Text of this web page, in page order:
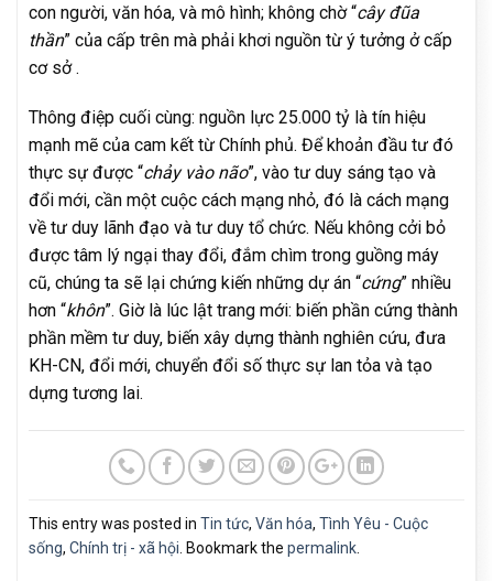
con người, văn hóa, và mô hình; không chờ “cây đũa
thần” của cấp trên mà phải khơi nguồn từ ý tưởng ở cấp
cơ sở .
Thông điệp cuối cùng: nguồn lực 25.000 tỷ là tín hiệu
mạnh mẽ của cam kết từ Chính phủ. Để khoản đầu tư đó
thực sự được “chảy vào não”, vào tư duy sáng tạo và
đổi mới, cần một cuộc cách mạng nhỏ, đó là cách mạng
về tư duy lãnh đạo và tư duy tổ chức. Nếu không cởi bỏ
được tâm lý ngại thay đổi, đắm chìm trong guồng máy
cũ, chúng ta sẽ lại chứng kiến những dự án “cứng” nhiều
hơn “khôn”. Giờ là lúc lật trang mới: biến phần cứng thành
phần mềm tư duy, biến xây dựng thành nghiên cứu, đưa
KH-CN, đổi mới, chuyển đổi số thực sự lan tỏa và tạo
dựng tương lai.
This entry was posted in Tin tức, Văn hóa, Tình Yêu - Cuộc
sống, Chính trị - xã hội. Bookmark the permalink.